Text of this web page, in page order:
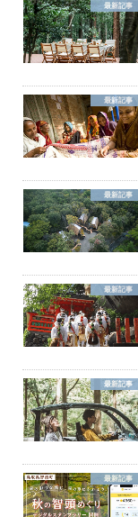
最新記事
最新記事
最新記事
最新記事
最新記事
最新記事